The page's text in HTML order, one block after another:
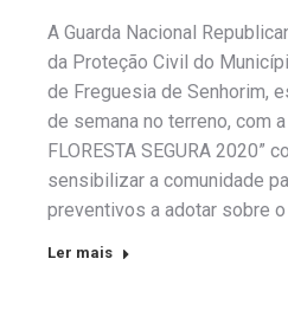
A Guarda Nacional
da Proteção Civil do
de Freguesia de Senhorim,
de semana no terreno, com a
FLORESTA SEGURA 2020”
sensibilizar a comunidade
preventivos a adotar sobre
Ler mais